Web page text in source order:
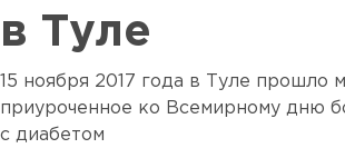
в Туле
15 ноября 2017 года в Туле прошло
приуроченное ко Всемирному дню
с диабетом